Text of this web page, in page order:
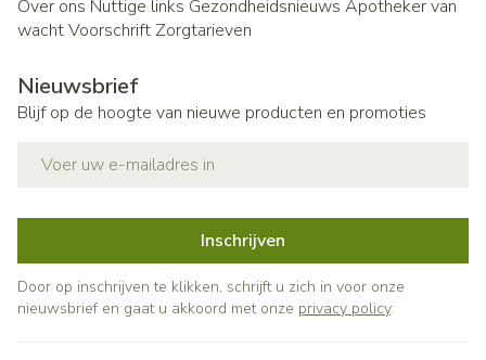
Over ons Nuttige links Gezondheidsnieuws Apotheker van
wachtVoorschrift Zorgtarieven
Nieuwsbrief
Blijf op de hoogte van nieuwe producten en promoties
Inschrijven
Door op inschrijven te klikken, schrijft u zich in voor onze
nieuwsbrief en gaat u akkoord met onze privacy policy.